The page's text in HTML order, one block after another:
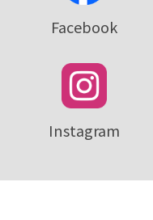
Facebook
Instagram